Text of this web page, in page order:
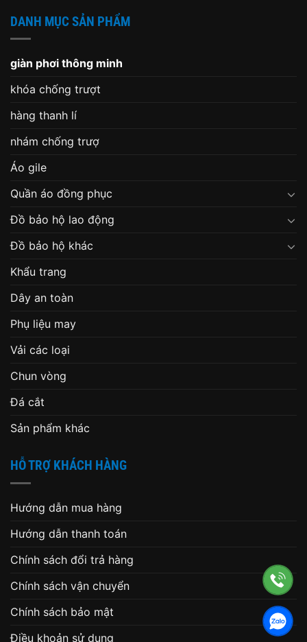
DANH MỤC SẢN PHẨM
giàn phơi thông minh
khóa chống trượt
hàng thanh lí
nhám chống trượ
Áo gile
Quần áo đồng phục
Đồ bảo hộ lao động
Đồ bảo hộ khác
Khẩu trang
Dây an toàn
Phụ liệu may
Vải các loại
Chun vòng
Đá cắt
Sản phẩm khác
HỖ TRỢ KHÁCH HÀNG
Hướng dẫn mua hàng
Hướng dẫn thanh toán
Chính sách đổi trả hàng
Chính sách vận chuyển
Chính sách bảo mật
Điều khoản sử dụng